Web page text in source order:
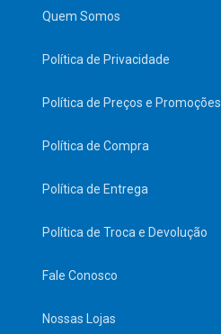
Quem Somos
Política de Privacidade
Política de Preços e Promoções
Política de Compra
Política de Entrega
Política de Troca e Devolução
Fale Conosco
Nossas Lojas